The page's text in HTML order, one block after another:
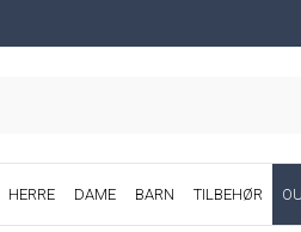
HERRE DAME BARN TILBEHØR